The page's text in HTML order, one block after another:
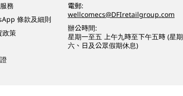
務
條款及細則
政策
電郵:
wellcomecs@DFIretailgroup.com
辦公時間:
星期一至五 上午九時至下午五時 (星期
六、日及公眾假期休息)